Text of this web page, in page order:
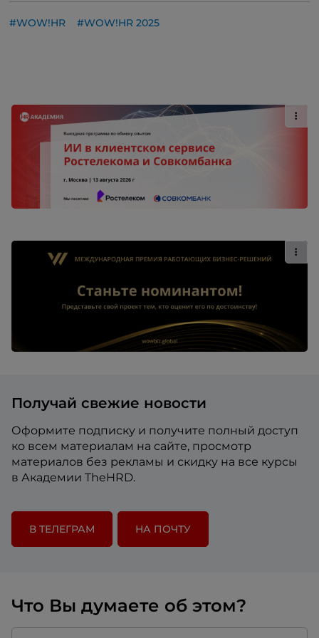
#WOW!HR #WOW!HR 2025
Получай свежие новости
Оформите подписку и получите полный доступ
ко всем материалам на сайте, просмотр
материалов без рекламы и скидку на все курсы
в Академии TheHRD.
В ТЕЛЕГРАМ НА ПОЧТУ
Что Вы думаете об этом?